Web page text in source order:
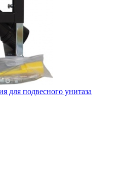
для подвесного унитаза